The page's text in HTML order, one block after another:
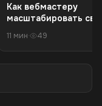
Как вебмастеру
масштабировать
трафика
11 мин· 49